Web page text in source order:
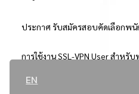
EN
ประกาศ รับสมัครสอบคัดเลือกพนั
การใช้งาน SSL-VPN User สำหรั
..ยอดนิยม..